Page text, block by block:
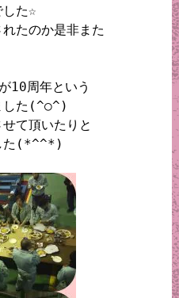
した☆
たのか是非また
10周年という
した(^○^)
て頂いたりと
た(*^^*)